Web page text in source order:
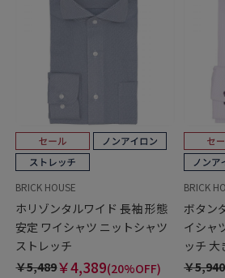
BRICK HOUSE
ホリゾンタルワイド 長袖 形態
安定 ワイシャツ ニットシャツ
ストレッチ
￥5,489￥4,389(20%OFF)
BRICK
ボタン
イシャ
ッチ 大
￥5,940